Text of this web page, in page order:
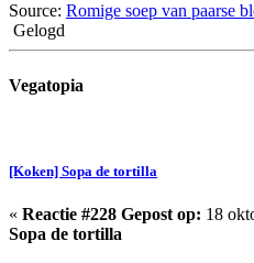
Source: Romige soep van paarse
Gelogd
Vegatopia
[Koken] Sopa de tortilla
« Reactie #228 Gepost op: 18
Sopa de tortilla